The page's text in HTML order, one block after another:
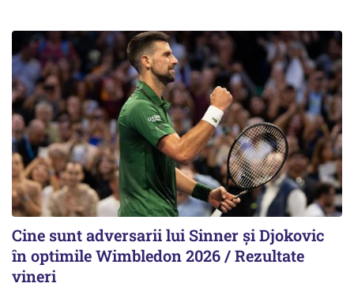
Cine sunt adversarii lui Sinner şi Djokovic
în optimile Wimbledon 2026 / Rezultate
vineri